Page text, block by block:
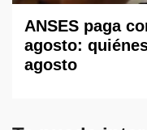
ANSES paga
agosto:
agosto